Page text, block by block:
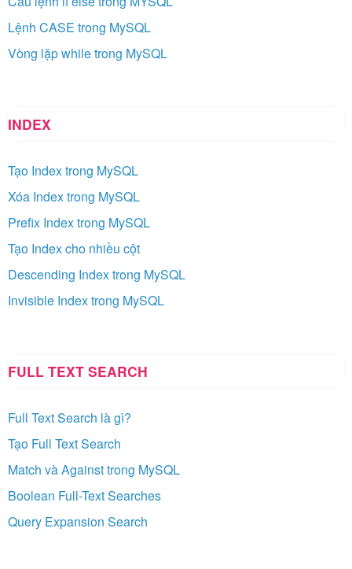
Lệnh CASE trong MySQL
Vòng lặp while trong MySQL
INDEX
Tạo Index trong MySQL
Xóa Index trong MySQL
Prefix Index trong MySQL
Tạo Index cho nhiều cột
Descending Index trong MySQL
Invisible Index trong MySQL
FULL TEXT SEARCH
Full Text Search là gì?
Tạo Full Text Search
Match và Against trong MySQL
Boolean Full-Text Searches
Query Expansion Search